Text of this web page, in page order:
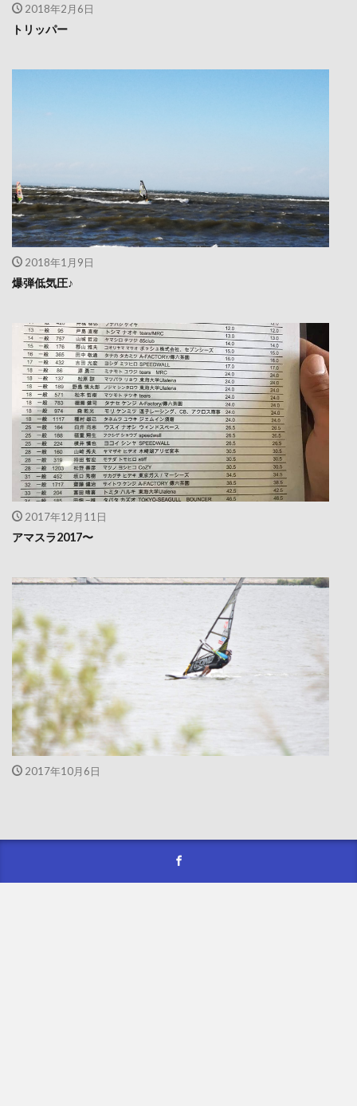
2018年2月6日
トリッパー
2018年1月9日
爆弾低気圧♪
2017年12月11日
アマスラ2017〜
2017年10月6日